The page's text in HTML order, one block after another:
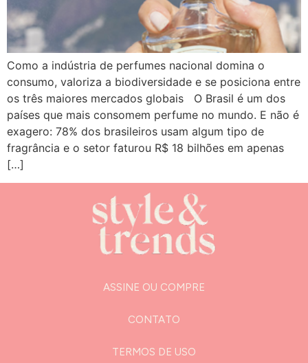
Como a indústria de perfumes nacional domina o
consumo, valoriza a biodiversidade e se posiciona entre
os três maiores mercados globais O Brasil é um dos
países que mais consomem perfume no mundo. E não é
exagero: 78% dos brasileiros usam algum tipo de
fragrância e o setor faturou R$ 18 bilhões em apenas
[…]
ASSINE OU COMPRE
CONTATO
TERMOS DE USO